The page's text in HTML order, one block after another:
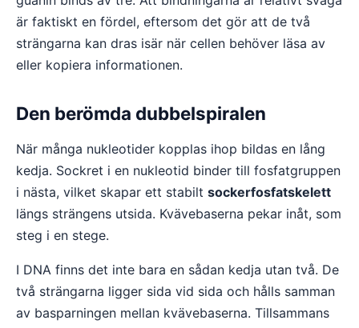
är faktiskt en fördel, eftersom det gör att de två
strängarna kan dras isär när cellen behöver läsa av
eller kopiera informationen.
Den berömda dubbelspiralen
När många nukleotider kopplas ihop bildas en lång
kedja. Sockret i en nukleotid binder till fosfatgruppen
i nästa, vilket skapar ett stabilt sockerfosfatskelett
längs strängens utsida. Kvävebaserna pekar inåt, som
steg i en stege.
I DNA finns det inte bara en sådan kedja utan två. De
två strängarna ligger sida vid sida och hålls samman
av basparningen mellan kvävebaserna. Tillsammans